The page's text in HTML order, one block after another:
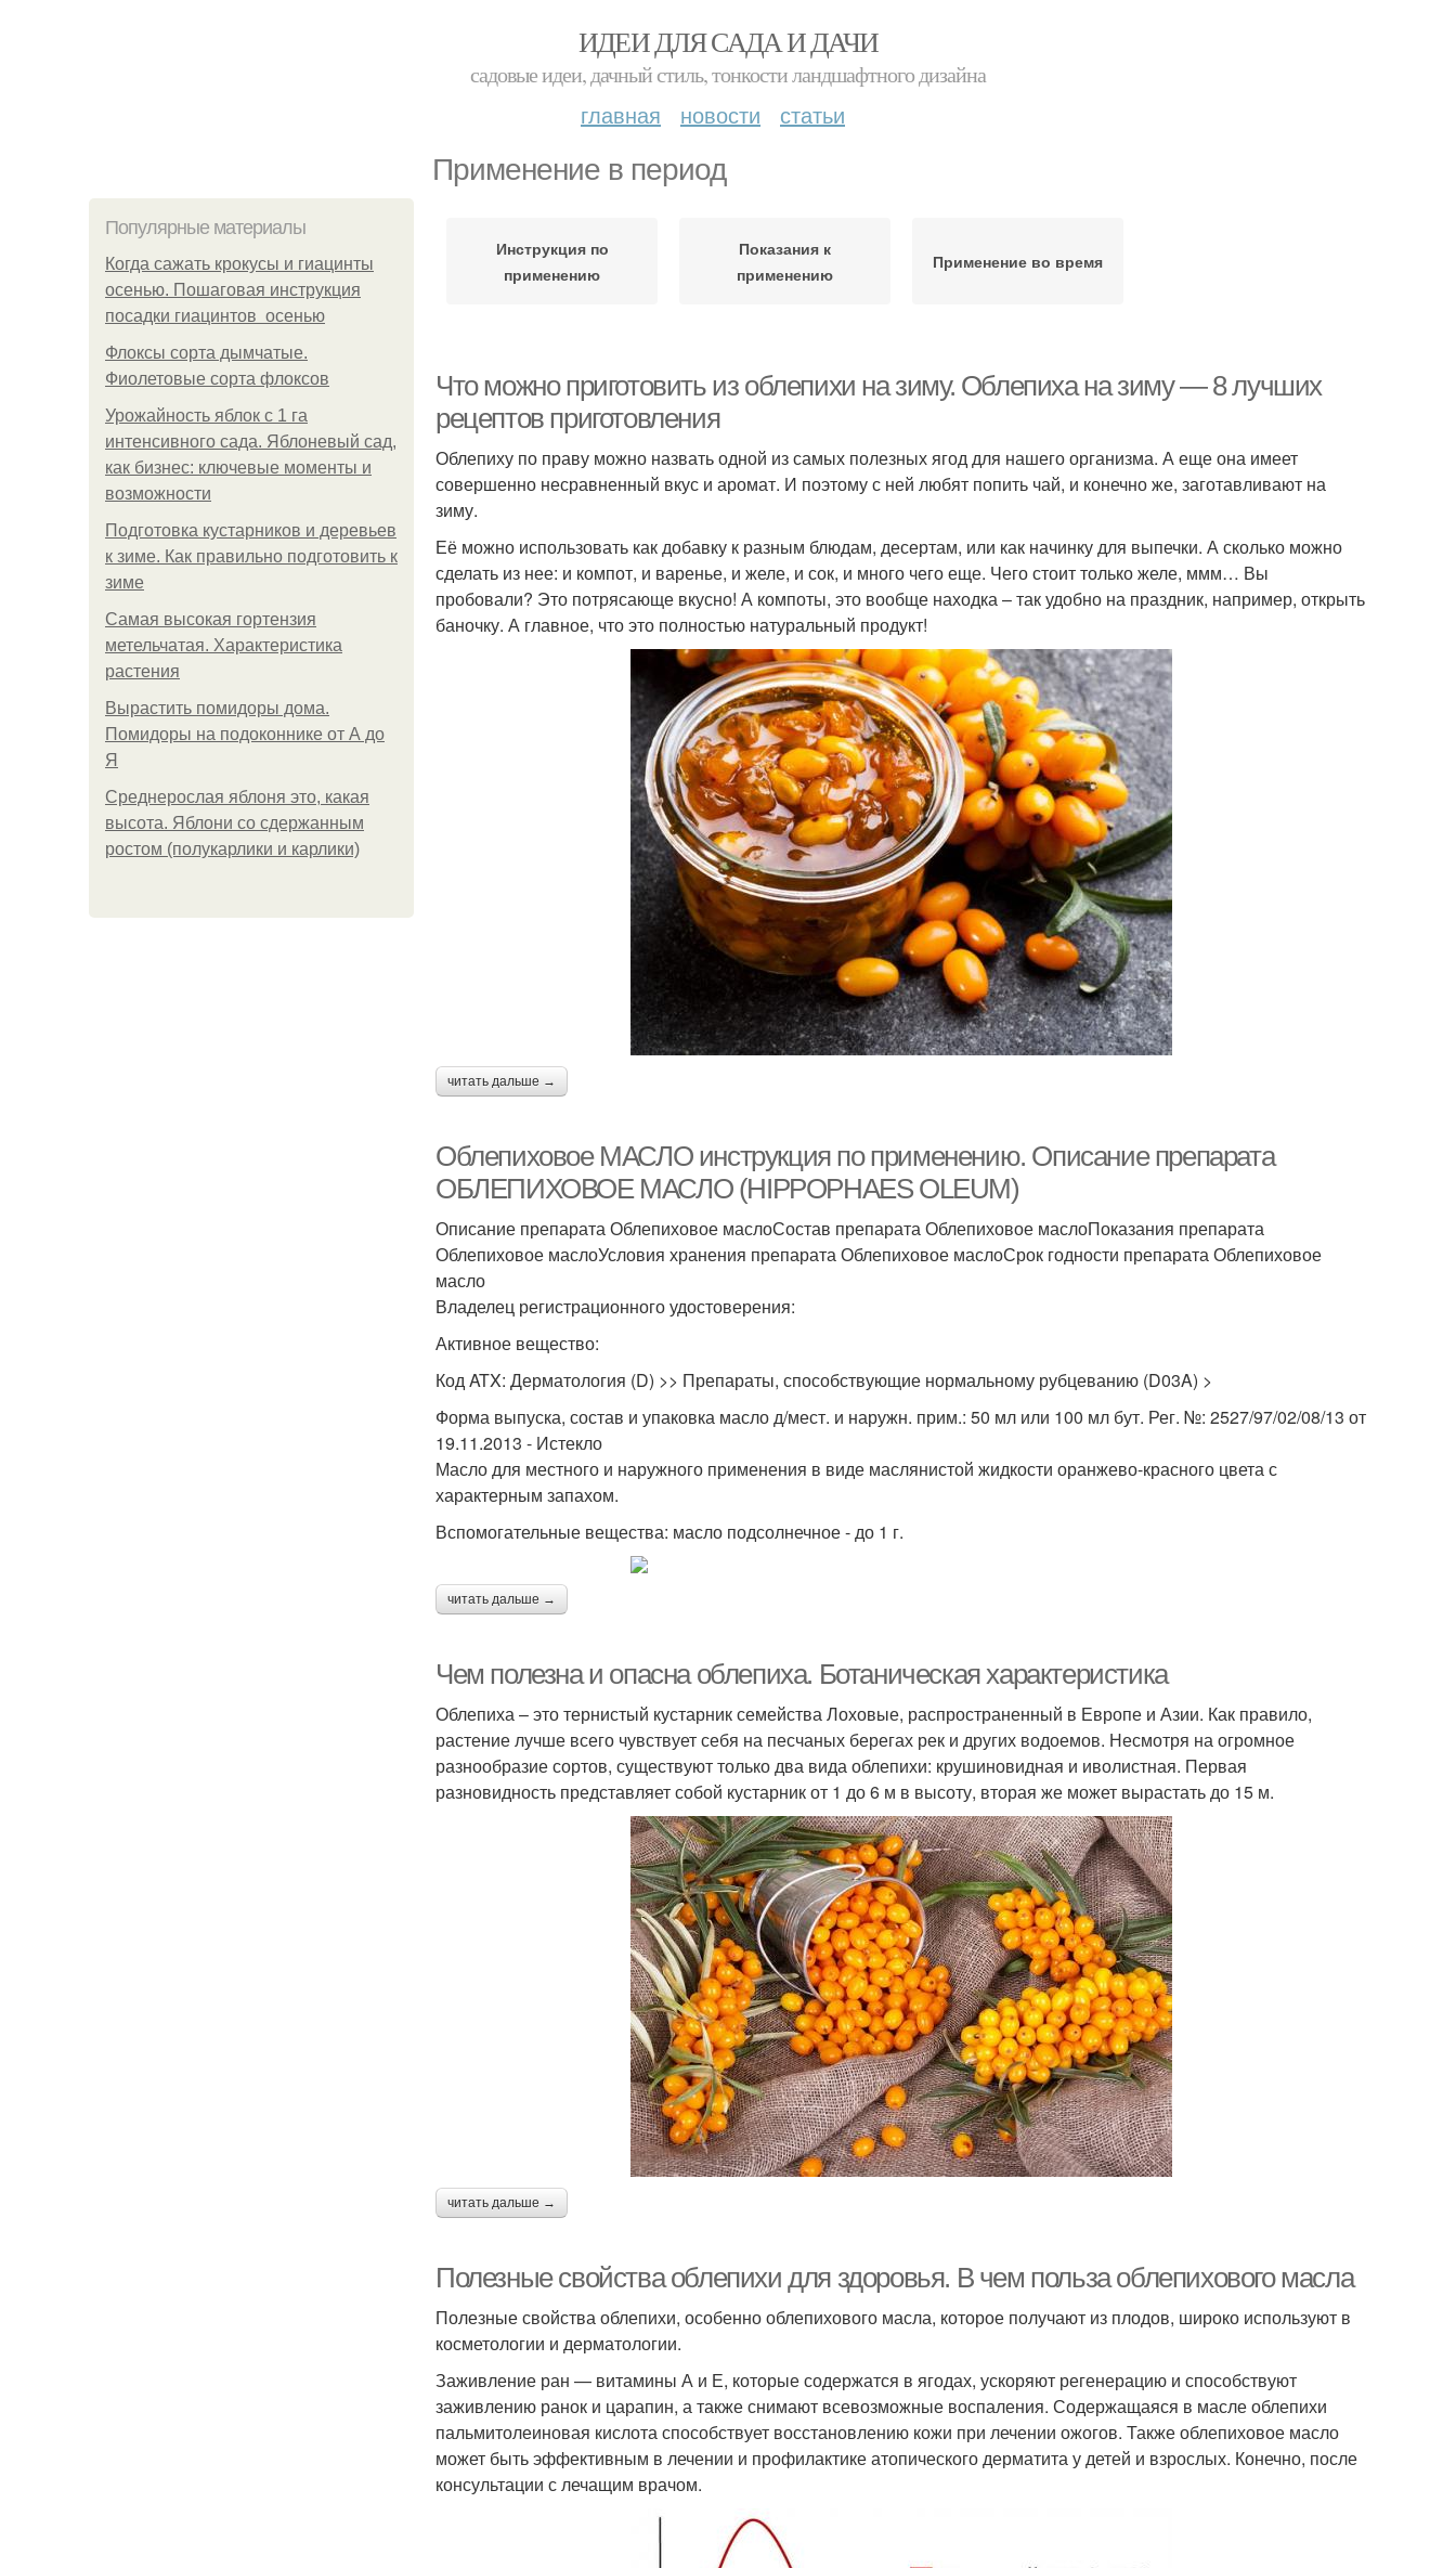
ИДЕИ ДЛЯ САДА И ДАЧИ
садовые идеи, дачный стиль, тонкости ландшафтного дизайна
главная новости статьи
Применение в период
Популярные материалы
Когда сажать крокусы и гиацинты
осенью. Пошаговая инструкция
посадки гиацинтов осенью
Флоксы сорта дымчатые.
Фиолетовые сорта флоксов
Урожайность яблок с 1 га
интенсивного сада. Яблоневый сад,
как бизнес: ключевые моменты и
возможности
Подготовка кустарников и деревьев
к зиме. Как правильно подготовить к
зиме
Самая высокая гортензия
метельчатая. Характеристика
растения
Вырастить помидоры дома.
Помидоры на подоконнике от А до
Я
Среднерослая яблоня это, какая
высота. Яблони со сдержанным
ростом (полукарлики и карлики)
Инструкция по
применению
Показания к
применению
Применение во время
Что можно приготовить из облепихи на зиму. Облепиха на зиму — 8 лучших
рецептов приготовления
Облепиху по праву можно назвать одной из самых полезных ягод для нашего организма. А еще она имеет
совершенно несравненный вкус и аромат. И поэтому с ней любят попить чай, и конечно же, заготавливают на
зиму.
Её можно использовать как добавку к разным блюдам, десертам, или как начинку для выпечки. А сколько можно
сделать из нее: и компот, и варенье, и желе, и сок, и много чего еще. Чего стоит только желе, ммм… Вы
пробовали? Это потрясающе вкусно! А компоты, это вообще находка – так удобно на праздник, например, открыть
баночку. А главное, что это полностью натуральный продукт!
читать дальше →
Облепиховое МАСЛО инструкция по применению. Описание препарата
ОБЛЕПИХОВОЕ МАСЛО (HIPPOPHAES OLEUM)
Описание препарата Облепиховое маслоСостав препарата Облепиховое маслоПоказания препарата
Облепиховое маслоУсловия хранения препарата Облепиховое маслоСрок годности препарата Облепиховое
масло
Владелец регистрационного удостоверения:
Активное вещество:
Код ATX: Дерматология (D) >> Препараты, способствующие нормальному рубцеванию (D03A) >
Форма выпуска, состав и упаковка масло д/мест. и наружн. прим.: 50 мл или 100 мл бут. Рег. №: 2527/97/02/08/13 от
19.11.2013 - Истекло
Масло для местного и наружного применения в виде маслянистой жидкости оранжево-красного цвета с
характерным запахом.
Вспомогательные вещества: масло подсолнечное - до 1 г.
читать дальше →
Чем полезна и опасна облепиха. Ботаническая характеристика
Облепиха – это тернистый кустарник семейства Лоховые, распространенный в Европе и Азии. Как правило,
растение лучше всего чувствует себя на песчаных берегах рек и других водоемов. Несмотря на огромное
разнообразие сортов, существуют только два вида облепихи: крушиновидная и иволистная. Первая
разновидность представляет собой кустарник от 1 до 6 м в высоту, вторая же может вырастать до 15 м.
читать дальше →
Полезные свойства облепихи для здоровья. В чем польза облепихового масла
Полезные свойства облепихи, особенно облепихового масла, которое получают из плодов, широко используют в
косметологии и дерматологии.
Заживление ран — витамины А и Е, которые содержатся в ягодах, ускоряют регенерацию и способствуют
заживлению ранок и царапин, а также снимают всевозможные воспаления. Содержащаяся в масле облепихи
пальмитолеиновая кислота способствует восстановлению кожи при лечении ожогов. Также облепиховое масло
может быть эффективным в лечении и профилактике атопического дерматита у детей и взрослых. Конечно, после
консультации с лечащим врачом.